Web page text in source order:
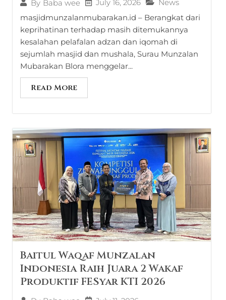
By Baba wee July 16, 2026
News
masjidmunzalanmubarakan.id – Berangkat dari
keprihatinan terhadap masih ditemukannya
kesalahan pelafalan adzan dan iqomah di
sejumlah masjid dan mushala, Surau Munzalan
Mubarakan Blora menggelar...
Read More
Baitul Waqaf Munzalan
Indonesia Raih Juara 2 Wakaf
Produktif FESyar KTI 2026